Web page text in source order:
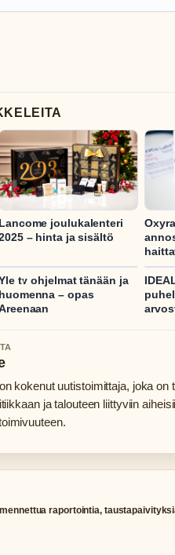
Lancome joulukalenteri
– hinta ja sisältö
tv ohjelmat tänään ja
huomenna – opas
kokenut uutistoimittaja, joka
ja talouteen liittyviin
raportointia,